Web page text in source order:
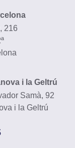
216
i la Geltrú
Samà, 92
i la Geltrú